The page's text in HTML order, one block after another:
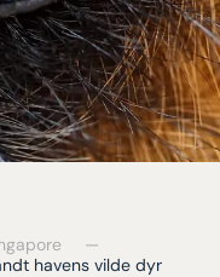
havens vilde dyr